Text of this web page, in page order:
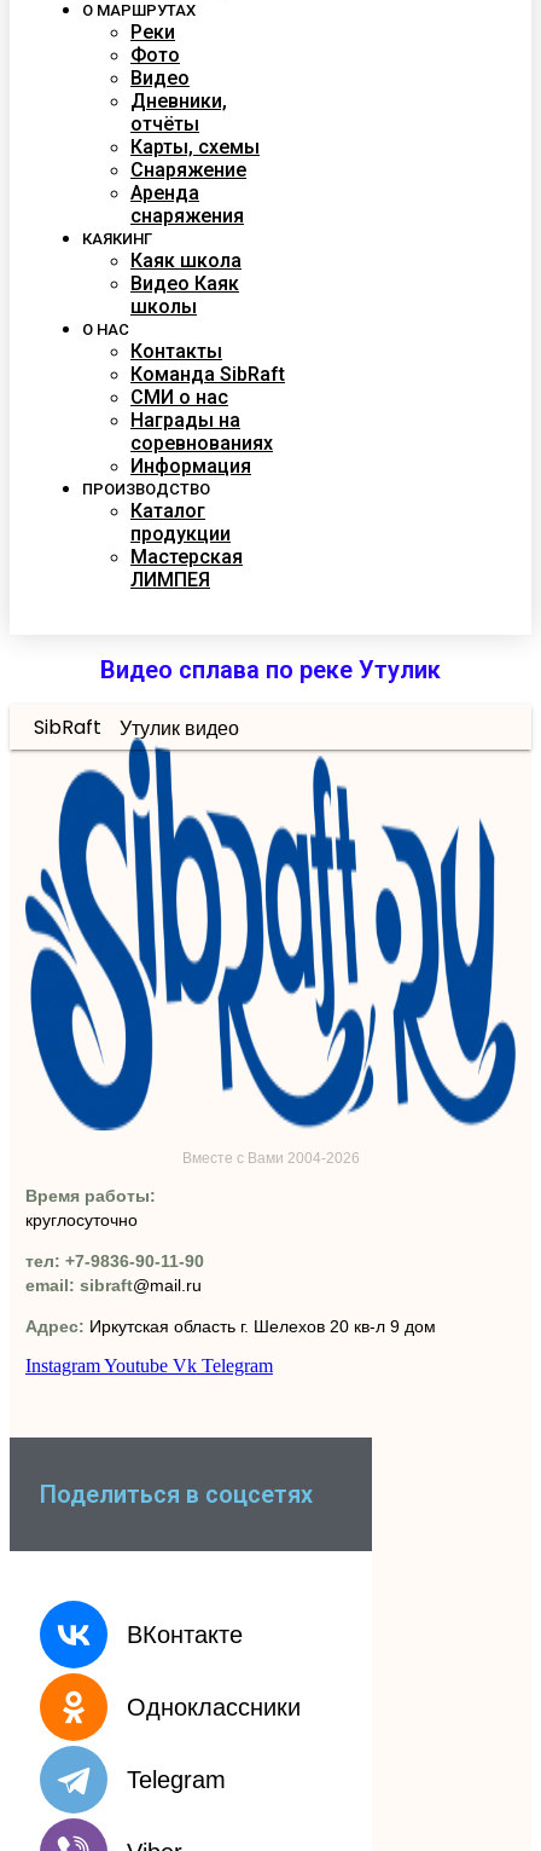
О МАРШРУТАХ
Реки
Фото
Видео
Дневники,
отчёты
Карты, схемы
Снаряжение
Аренда
снаряжения
КАЯКИНГ
Каяк школа
Видео Каяк
школы
О НАС
Контакты
Команда SibRaft
СМИ о нас
Награды на
соревнованиях
Информация
ПРОИЗВОДСТВО
Каталог
продукции
Мастерская
ЛИМПЕЯ
Видео сплава по реке Утулик
SibRaft Утулик видео
Вместе с Вами 2004-2026
Время работы:
круглосуточно
тел: +7-9836-90-11-90
email: sibraft@mail.ru
Адрес: Иркутская область г. Шелехов 20 кв-л 9 дом
InstagramYoutube Vk Telegram
Поделиться в соцсетях
ВКонтакте
Одноклассники
Telegram